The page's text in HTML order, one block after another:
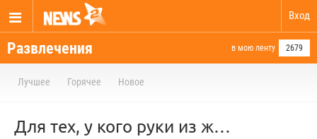
Вход
Развлечения в мою ленту 2679
Лучшее Горячее Новое
Для тех, у кого руки из ж…